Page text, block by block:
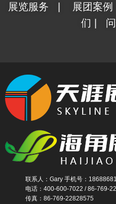
展览服务 | 展团案例
们 |
联系人：Gary 手机号：
电话：400-600-7022 / 86-769-
传真：86-769-22828575